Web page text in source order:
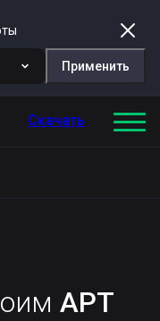
Применить
Скачать
APT